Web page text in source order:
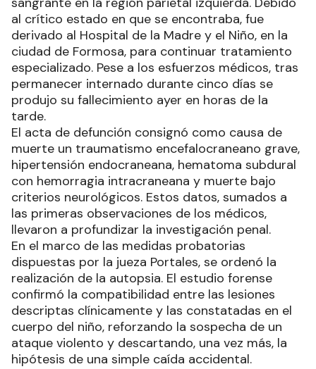
al crítico estado en que se encontraba, fue
derivado al Hospital de la Madre y el Niño, en la
ciudad de Formosa, para continuar tratamiento
especializado. Pese a los esfuerzos médicos, tras
permanecer internado durante cinco días se
produjo su fallecimiento ayer en horas de la
tarde.
El acta de defunción consignó como causa de
muerte un traumatismo encefalocraneano grave,
hipertensión endocraneana, hematoma subdural
con hemorragia intracraneana y muerte bajo
criterios neurológicos. Estos datos, sumados a
las primeras observaciones de los médicos,
llevaron a profundizar la investigación penal.
En el marco de las medidas probatorias
dispuestas por la jueza Portales, se ordenó la
realización de la autopsia. El estudio forense
confirmó la compatibilidad entre las lesiones
descriptas clínicamente y las constatadas en el
cuerpo del niño, reforzando la sospecha de un
ataque violento y descartando, una vez más, la
hipótesis de una simple caída accidental.